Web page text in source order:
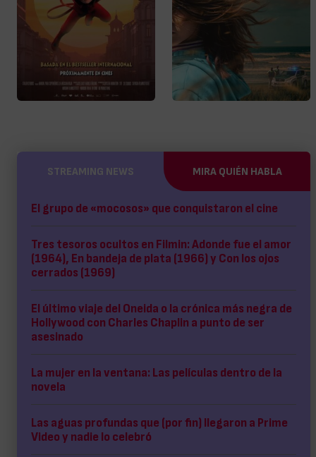
STREAMING NEWS MIRA QUIÉN HABLA
El grupo de «mocosos» que conquistaron el cine
Tres tesoros ocultos en Filmin: Adonde fue el amor
(1964), En bandeja de plata (1966) y Con los ojos
cerrados (1969)
El último viaje del Oneida o la crónica más negra de
Hollywood con Charles Chaplin a punto de ser
asesinado
La mujer en la ventana: Las películas dentro de la
novela
Las aguas profundas que (por fin) llegaron a Prime
Video y nadie lo celebró